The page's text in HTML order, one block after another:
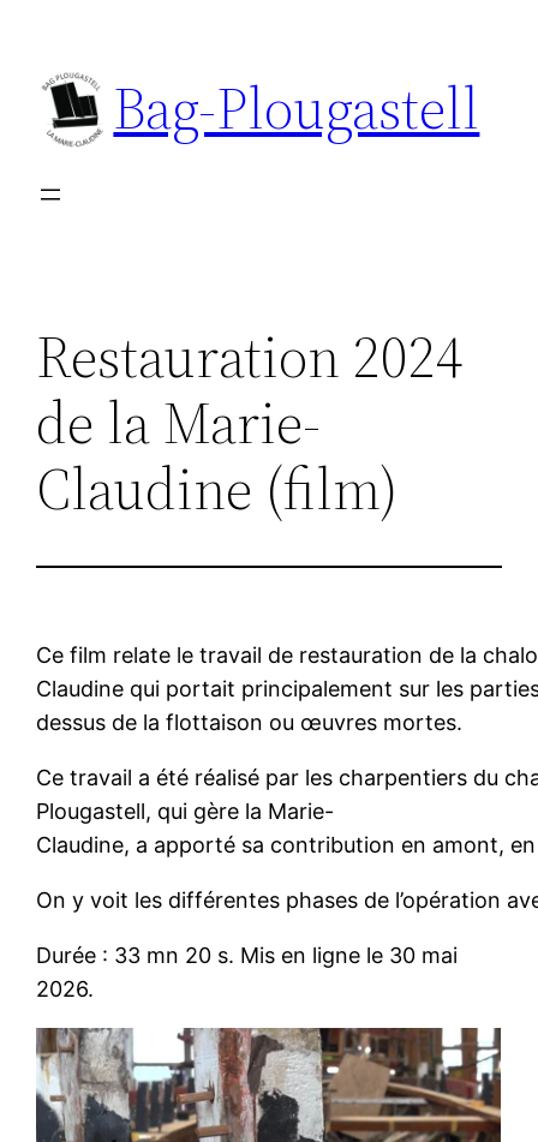
contenu
Bag-Plougastell
Restauration 2024
de la Marie-
Claudine (film)
Ce film relate le travail de restauration de la
Claudine qui portait principalement sur les
dessus de la flottaison ou œuvres mortes.
Ce travail a été réalisé par les charpentiers du
Plougastell, qui gère la Marie-
Claudine, a apporté sa contribution en amont,
On y voit les différentes phases de l’opération
Durée : 33 mn 20 s. Mis en ligne le 30 mai
2026.